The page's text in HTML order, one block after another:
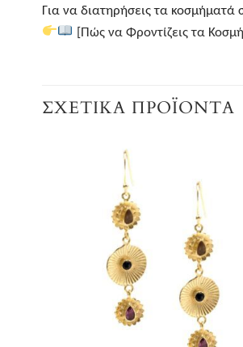
Για να διατηρήσεις τα
[Πώς να Φροντίζεις τα
ΣΧΕΤΙΚΆ ΠΡΟΪΌΝΤΑ